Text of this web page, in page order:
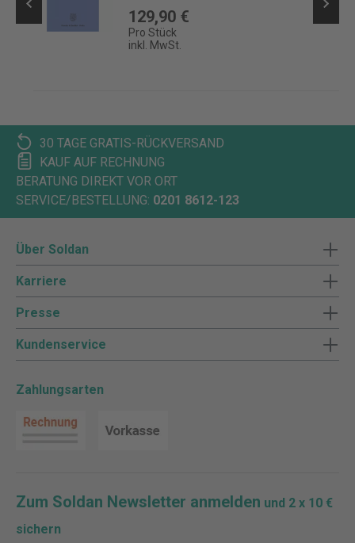
129,90 €
Pro Stück
inkl. MwSt.
30 TAGE GRATIS-RÜCKVERSAND
KAUF AUF RECHNUNG
BERATUNG DIREKT VOR ORT
SERVICE/BESTELLUNG: 0201 8612-123
Über Soldan
Karriere
Presse
Kundenservice
Zahlungsarten
Zum Soldan Newsletter anmelden und 2 x 10 €
sichern